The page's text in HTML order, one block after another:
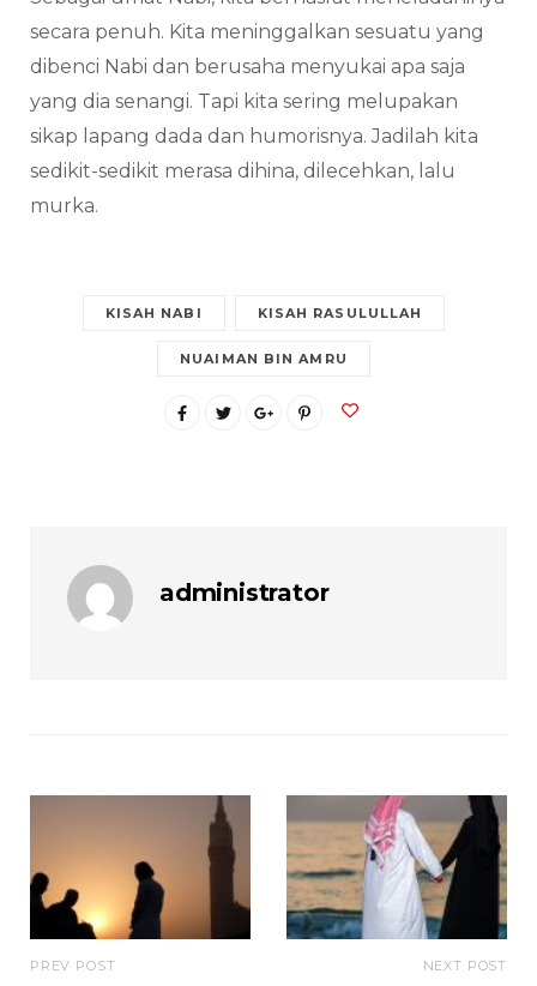
secara penuh. Kita meninggalkan sesuatu yang
dibenci Nabi dan berusaha menyukai apa saja
yang dia senangi. Tapi kita sering melupakan
sikap lapang dada dan humorisnya. Jadilah kita
sedikit-sedikit merasa dihina, dilecehkan, lalu
murka.
KISAH NABI KISAH RASULULLAH
NUAIMAN BIN AMRU
administrator
PREV POST NEXT POST